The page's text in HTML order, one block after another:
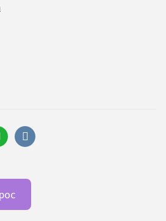
vkontakte